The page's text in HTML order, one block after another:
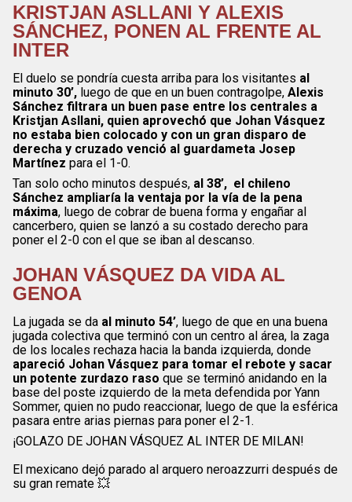
KRISTJAN ASLLANI Y ALEXIS
SÁNCHEZ, PONEN AL FRENTE AL
INTER
El duelo se pondría cuesta arriba para los visitantes al
minuto 30’, luego de que en un buen contragolpe, Alexis
Sánchez filtrara un buen pase entre los centrales a
Kristjan Asllani, quien aprovechó que Johan Vásquez
no estaba bien colocado y con un gran disparo de
derecha y cruzado venció al guardameta Josep
Martínez para el 1-0.
Tan solo ocho minutos después, al 38’, el chileno
Sánchez ampliaría la ventaja por la vía de la pena
máxima, luego de cobrar de buena forma y engañar al
cancerbero, quien se lanzó a su costado derecho para
poner el 2-0 con el que se iban al descanso.
JOHAN VÁSQUEZ DA VIDA AL
GENOA
La jugada se da al minuto 54’, luego de que en una buena
jugada colectiva que terminó con un centro al área, la zaga
de los locales rechaza hacia la banda izquierda, donde
apareció Johan Vásquez para tomar el rebote y sacar
un potente zurdazo raso que se terminó anidando en la
base del poste izquierdo de la meta defendida por Yann
Sommer, quien no pudo reaccionar, luego de que la esférica
pasara entre arias piernas para poner el 2-1.
¡GOLAZO DE JOHAN VÁSQUEZ AL INTER DE MILAN!
El mexicano dejó parado al arquero neroazzurri después de
su gran remate 💥